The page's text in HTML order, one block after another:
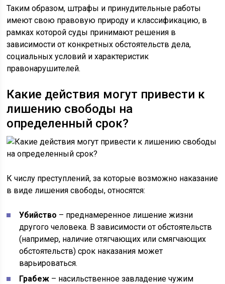
Таким образом, штрафы и принудительные работы
имеют свою правовую природу и классификацию, в
рамках которой суды принимают решения в
зависимости от конкретных обстоятельств дела,
социальных условий и характеристик
правонарушителей.
Какие действия могут привести к
лишению свободы на
определенный срок?
К числу преступлений, за которые возможно наказание
в виде лишения свободы, относятся:
Убийство – преднамеренное лишение жизни
другого человека. В зависимости от обстоятельств
(например, наличие отягчающих или смягчающих
обстоятельств) срок наказания может
варьироваться.
Грабеж – насильственное завладение чужим